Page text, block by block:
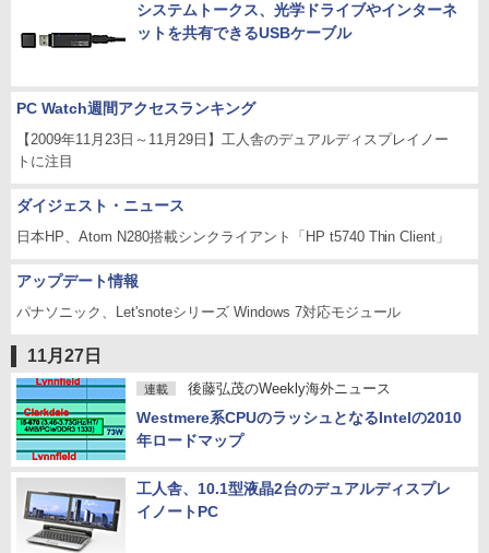
システムトークス、光学ドライブやインターネ
ットを共有できるUSBケーブル
PC Watch週間アクセスランキング
【2009年11月23日～11月29日】工人舎のデュアルディスプレイノー
トに注目
ダイジェスト・ニュース
日本HP、Atom N280搭載シンクライアント「HP t5740 Thin Client」
アップデート情報
パナソニック、Let'snoteシリーズ Windows 7対応モジュール
11月27日
連載 後藤弘茂のWeekly海外ニュース
Westmere系CPUのラッシュとなるIntelの2010
年ロードマップ
工人舎、10.1型液晶2台のデュアルディスプレ
イノートPC